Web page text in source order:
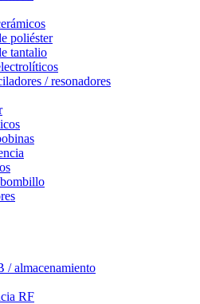
poliéster
tantalio
/ resonadores
/ almacenamiento
RF